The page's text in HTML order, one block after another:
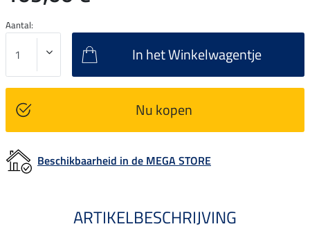
Aantal:
In het Winkelwagentje
Nu kopen
Beschikbaarheid in de MEGA STORE
ARTIKELBESCHRIJVING